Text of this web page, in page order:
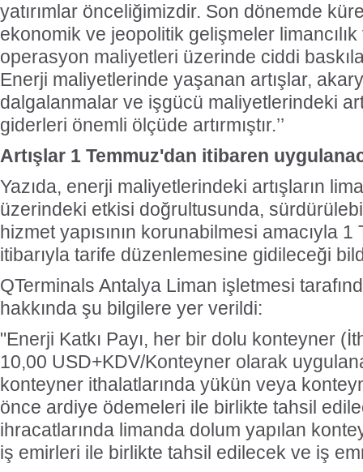
yatırımlar önceliğimizdir. Son dönemde
ekonomik ve jeopolitik gelişmeler
operasyon maliyetleri üzerinde ciddi
Enerji maliyetlerinde yaşanan artışlar,
dalgalanmalar ve işgücü maliyetlerindeki
giderleri önemli ölçüde artırmıştır.’’
Artışlar 1 Temmuz'dan itibaren
Yazıda, enerji maliyetlerindeki artışların
üzerindeki etkisi doğrultusunda,
hizmet yapısının korunabilmesi amacıyla
itibarıyla tarife düzenlemesine gidileceği
QTerminals Antalya Liman işletmesi
hakkında şu bilgilere yer verildi:
"Enerji Katkı Payı, her bir dolu konteyner
10,00 USD+KDV/Konteyner olarak
konteyner ithalatlarında yükün veya
önce ardiye ödemeleri ile birlikte tahsil
ihracatlarında limanda dolum yapılan
iş emirleri ile birlikte tahsil edilecek ve iş